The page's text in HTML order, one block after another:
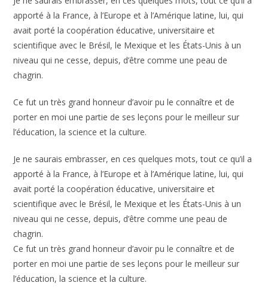
apporté à la France, à l’Europe et à l’Amérique latine, lui, qui
avait porté la coopération éducative, universitaire et
scientifique avec le Brésil, le Mexique et les États-Unis à un
niveau qui ne cesse, depuis, d’être comme une peau de
chagrin.
Ce fut un très grand honneur d’avoir pu le connaître et de
porter en moi une partie de ses leçons pour le meilleur sur
l’éducation, la science et la culture.
Je ne saurais embrasser, en ces quelques mots, tout ce qu’il a
apporté à la France, à l’Europe et à l’Amérique latine, lui, qui
avait porté la coopération éducative, universitaire et
scientifique avec le Brésil, le Mexique et les États-Unis à un
niveau qui ne cesse, depuis, d’être comme une peau de
chagrin.
Ce fut un très grand honneur d’avoir pu le connaître et de
porter en moi une partie de ses leçons pour le meilleur sur
l’éducation, la science et la culture.